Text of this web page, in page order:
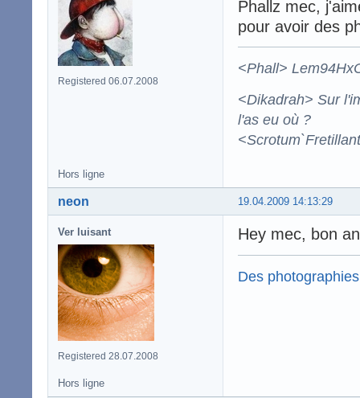
Registered 06.07.2008
Phallz mec,
pour avoir des
<Phall>
<Dikadrah> Sur
l'as eu où ?
Hors ligne
19.04.2009 14:13:29
neon
Ver luisant
Registered 28.07.2008
Hey mec, bon
Des
Hors ligne